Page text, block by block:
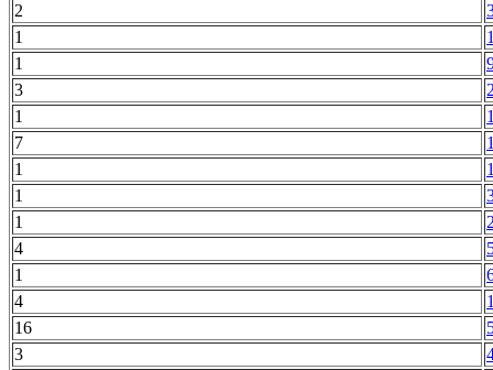
2
1
1
3
1
7
1
1
1
4
1
4
16
3